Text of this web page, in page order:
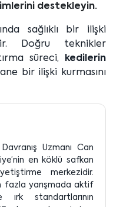
destekleyin.
sağlıklı bir ilişki
Doğru teknikler
süreci,
kedilerin
bir ilişki kurmasını
Uzmanı Can
en köklü safkan
merkezidir.
fazla yarışmada aktif
standartlarının